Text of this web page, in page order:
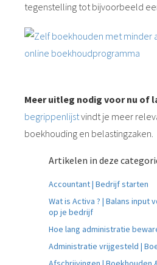
tegenstelling tot bijvoorbeeld
Meer uitleg nodig voor nu of
begrippenlijstvindt je meer
boekhouding en belastingzaken.
Artikelen in deze
Accountant | Bedrijf starten
Wat is Activa ? | Balans input
op je bedrijf
Hoe lang administratie
Administratie vrijgesteld |